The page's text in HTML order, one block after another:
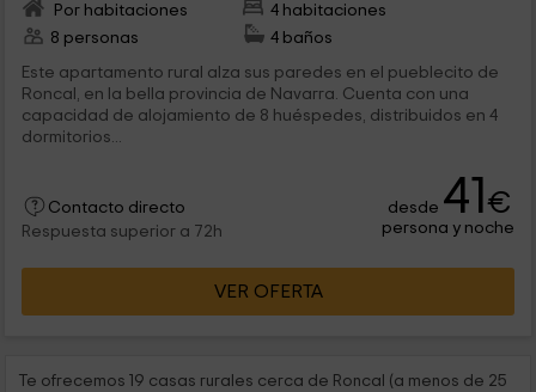
Por habitaciones
4 habitaciones
8 personas
4 baños
Este apartamento rural alza sus paredes en el pueblecito de
Roncal, en la bella provincia de Navarra. Cuenta con una
capacidad de alojamiento de 8 huéspedes, distribuidos en 4
dormitorios...
Contacto directo
Respuesta superior a 72h
desde 41€
persona y noche
VER OFERTA
Te ofrecemos 19 casas rurales cerca de Roncal (a menos de 25